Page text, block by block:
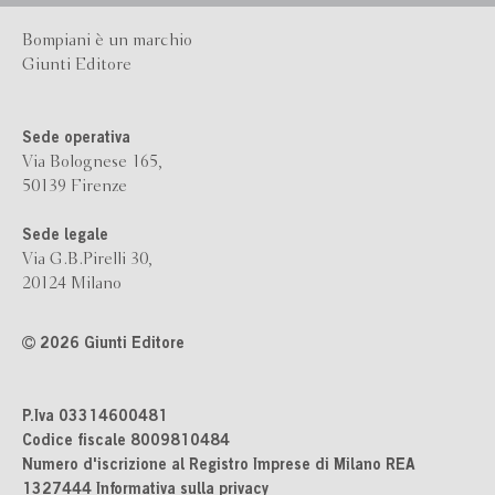
Bompiani è un marchio
Giunti Editore
Sede operativa
Via Bolognese 165,
50139 Firenze
Sede legale
Via G.B.Pirelli 30,
20124 Milano
2026 Giunti Editore
P.Iva 03314600481
Codice fiscale 8009810484
Numero d'iscrizione al Registro Imprese di Milano REA
1327444 Informativa sulla privacy